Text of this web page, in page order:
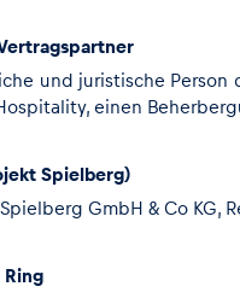
und juristische Person
einen
Spielberg)
GmbH & Co KG,
Ring